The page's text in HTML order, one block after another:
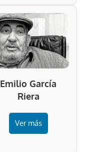
Emilio García
Riera
Ver más